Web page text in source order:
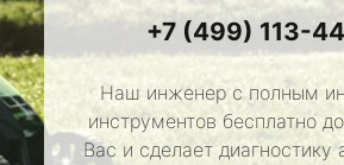
+7 (499) 113-
Наш инженер с полным
инструментов бесплатно
Вас и сделает диагностику